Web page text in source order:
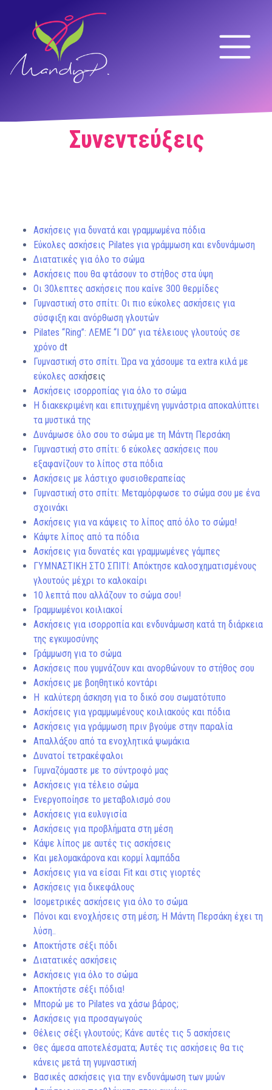
Συνεντεύξεις
Ασκήσεις για δυνατά και γραμμωμένα πόδια
Εύκολες ασκήσεις Pilates για γράμμωση και ενδυνάμωση
Διατατικές για όλο το σώμα
Ασκήσεις που θα φτάσουν το στήθος στα ύψη
Οι 30λεπτες ασκήσεις που καίνε 300 θερμίδες
Γυμναστική στο σπίτι: Οι πιο εύκολες ασκήσεις για
σύσφιξη και ανόρθωση γλουτών
Pilates “Ring”: ΛΕΜΕ “I DO” για τέλειους γλουτούς σε
χρόνο dt
Γυμναστική στο σπίτι. Ώρα να χάσουμε τα extra κιλά με
εύκολες ασκήσεις
Ασκήσεις ισορροπίας για όλο το σώμα
Η διακεκριμένη και επιτυχημένη γυμνάστρια αποκαλύπτει
τα μυστικά της
Δυνάμωσε όλο σου το σώμα με τη Μάντη Περσάκη
Γυμναστική στο σπίτι: 6 εύκολες ασκήσεις που
εξαφανίζουν το λίπος στα πόδια
Ασκήσεις με λάστιχο φυσιοθεραπείας
Γυμναστική στο σπίτι: Μεταμόρφωσε το σώμα σου με ένα
σχοινάκι
Aσκήσεις για να κάψεις το λίπος από όλο το σώμα!
Κάψτε λίπος από τα πόδια
Ασκήσεις για δυνατές και γραμμωμένες γάμπες
ΓΥΜΝΑΣΤΙΚΗ ΣΤΟ ΣΠΙΤΙ: Απόκτησε καλοσχηματισμένους
γλουτούς μέχρι το καλοκαίρι
10 λεπτά που αλλάζουν το σώμα σου!
Γραμμωμένοι κοιλιακοί
Ασκήσεις για ισορροπία και ενδυνάμωση κατά τη διάρκεια
της εγκυμοσύνης
Γράμμωση για το σώμα
Ασκήσεις που γυμνάζουν και ανορθώνουν το στήθος σου
Ασκήσεις με βοηθητικό κοντάρι
Η καλύτερη άσκηση για το δικό σου σωματότυπο
Ασκήσεις για γραμμωμένους κοιλιακούς και πόδια
Ασκήσεις για γράμμωση πριν βγούμε στην παραλία
Απαλλάξου από τα ενοχλητικά ψωμάκια
Δυνατοί τετρακέφαλοι
Γυμναζόμαστε με το σύντροφό μας
Ασκήσεις για τέλειο σώμα
Ενεργοποίησε το μεταβολισμό σου
Ασκήσεις για ευλυγισία
Ασκήσεις για προβλήματα στη μέση
Κάψε λίπος με αυτές τις ασκήσεις
Και μελομακάρονα και κορμί λαμπάδα
Ασκήσεις για να είσαι Fit και στις γιορτές
Ασκήσεις για δικεφάλους
Ισομετρικές ασκήσεις για όλο το σώμα
Πόνοι και ενοχλήσεις στη μέση; Η Μάντη Περσάκη έχει τη
λύση..
Αποκτήστε σέξι πόδι
Διατατικές ασκήσεις
Ασκήσεις για όλο το σώμα
Αποκτήστε σέξι πόδια!
Μπορώ με το Pilates να χάσω βάρος;
Ασκήσεις για προσαγωγούς
Θέλεις σέξι γλουτούς; Κάνε αυτές τις 5 ασκήσεις
Θες άμεσα αποτελέσματα; Αυτές τις ασκήσεις θα τις
κάνεις μετά τη γυμναστική
Βασικές ασκήσεις για την ενδυνάμωση των μυών